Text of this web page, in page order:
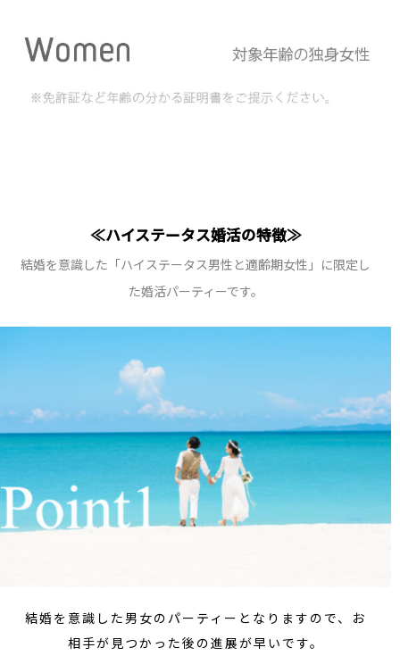
≪ハイステータス婚活の特徴≫
結婚を意識した「ハイステータス男性と適齢期女性」に限定し
た婚活パーティーです。
結婚を意識した男女のパーティーとなりますので、お
相手が見つかった後の進展が早いです。